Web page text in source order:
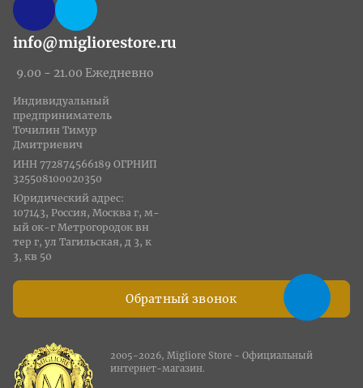
info@migliorestore.ru
9.00 - 21.00 Ежедневно
Обратный звонок
Индивидуальный
предприниматель
Точилин Тимур
Дмитриевич
ИНН 772874566189 ОГРНИП
325508100020350
Юридический адрес:
107143, Россия, Москва г, м-
ый ок-г Метрогородок вн
тер г, ул Тагильская, д 3, к
3, кв 50
2005-2026, Migliore Store - Официальный
интернет-магазин.